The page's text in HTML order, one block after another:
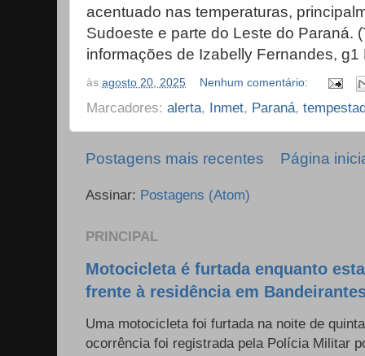
acentuado nas temperaturas,
Sudoeste e parte do Leste do Paraná.
informações de Izabelly Fernandes, g1
às agosto 20, 2025 Nenhum comentário:
Marcadores: alerta, Inmet, Paraná,
Postagens mais recentes Página
Assinar: Postagens (Atom)
PRINCIPAL
Motocicleta é furtada enquanto
frente à residência em
Uma motocicleta foi furtada na noite de
ocorrência foi registrada pela Polícia Militar